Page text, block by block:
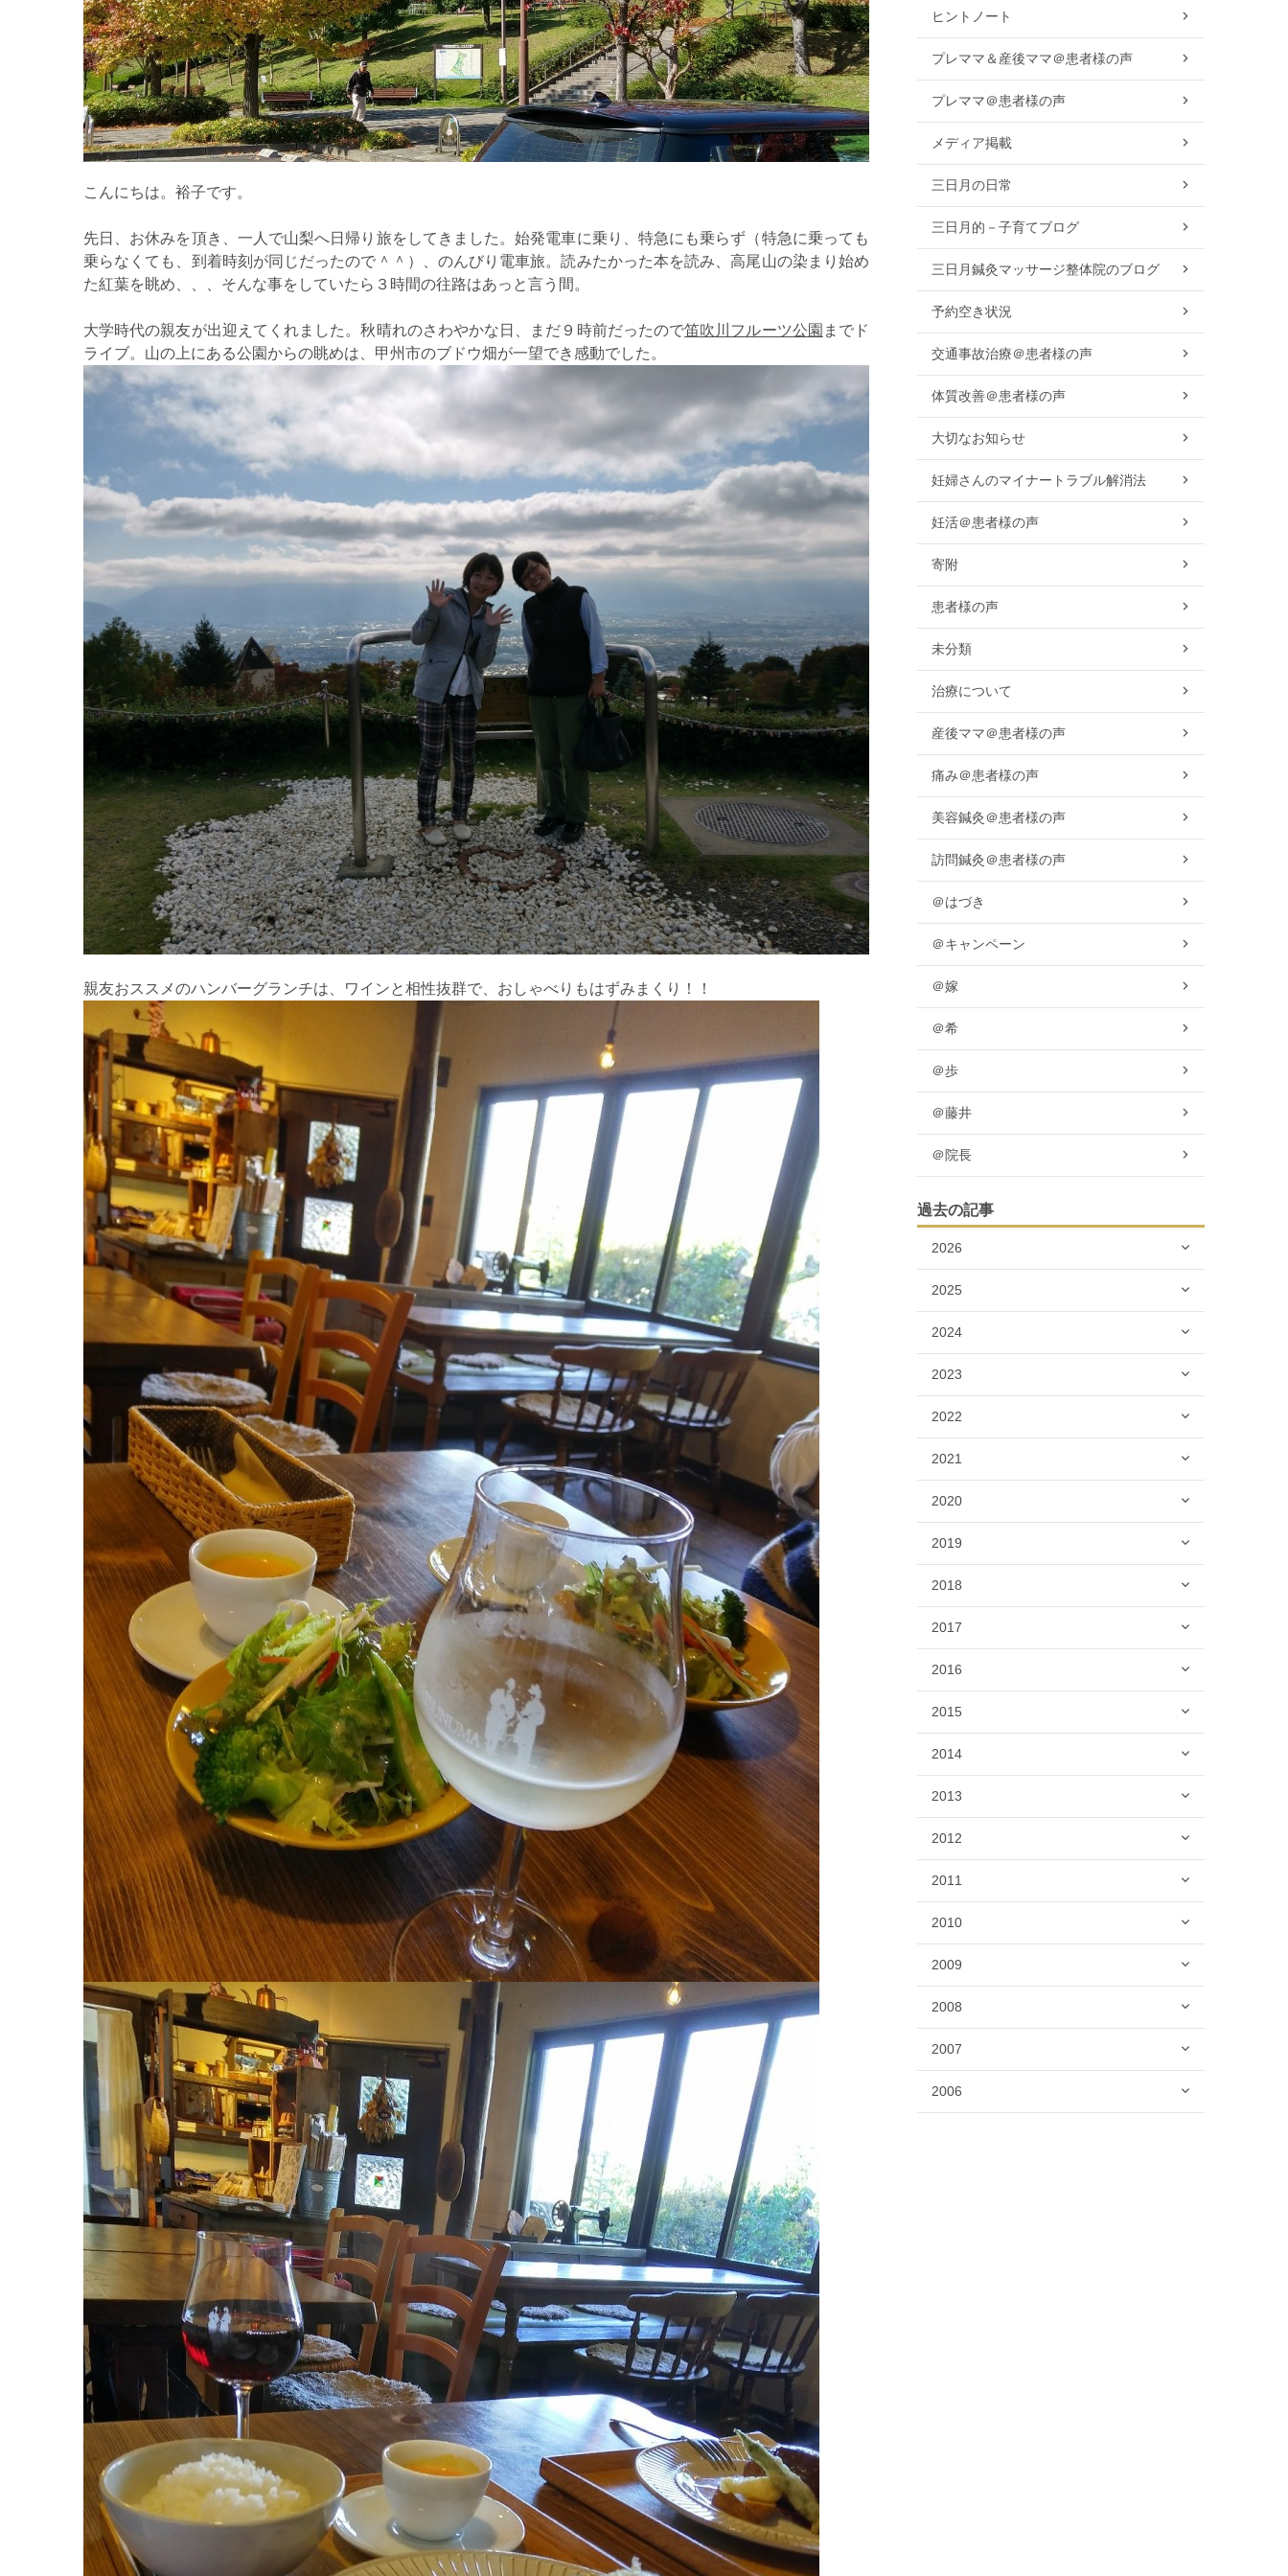
こんにちは。裕子です。
先日、お休みを頂き、一人で山梨へ日帰り旅をしてきました。始発電車に乗り、特急にも乗らず（特急に乗っても
乗らなくても、到着時刻が同じだったので＾＾）、のんびり電車旅。読みたかった本を読み、高尾山の染まり始め
た紅葉を眺め、、、そんな事をしていたら３時間の往路はあっと言う間。
大学時代の親友が出迎えてくれました。秋晴れのさわやかな日、まだ９時前だったので笛吹川フルーツ公園 までド
ライブ。山の上にある公園からの眺めは、甲州市のブドウ畑が一望でき感動でした。
親友おススメのハンバーグランチは、ワインと相性抜群で、おしゃべりもはずみまくり！！
ヒントノート
プレママ＆産後ママ＠患者様の声
プレママ＠患者様の声
メディア掲載
三日月の日常
三日月的－子育てブログ
三日月鍼灸マッサージ整体院のブログ
予約空き状況
交通事故治療＠患者様の声
体質改善＠患者様の声
大切なお知らせ
妊婦さんのマイナートラブル解消法
妊活＠患者様の声
寄附
患者様の声
未分類
治療について
産後ママ＠患者様の声
痛み＠患者様の声
美容鍼灸＠患者様の声
訪問鍼灸＠患者様の声
＠はづき
＠キャンペーン
＠嫁
＠希
＠歩
＠藤井
＠院長
過去の記事
2026
2025
2024
2023
2022
2021
2020
2019
2018
2017
2016
2015
2014
2013
2012
2011
2010
2009
2008
2007
2006